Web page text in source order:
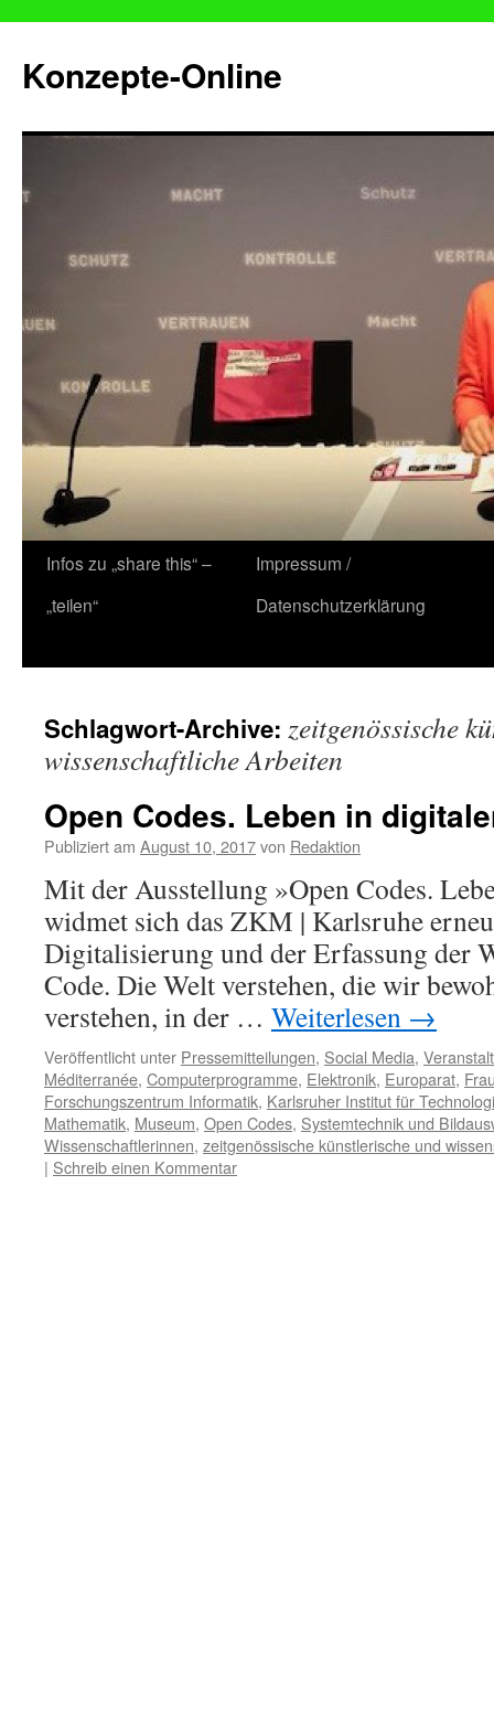
Konzepte-Online
Zum
Inhalt
Infos zu „share this“ –
„teilen“
Impressum /
Datenschutzerklärung
Schlagwort-Archive: zeitgenössische
wissenschaftliche Arbeiten
Open Codes. Leben in
Publiziert am August 10, 2017von Redaktion
Mit der Ausstellung »Open Codes.
widmet sich das ZKM | Karlsruhe
Digitalisierung und der Erfassung der
Code. Die Welt verstehen, die wir
verstehen, in der … Weiterlesen →
Veröffentlicht unter Pressemitteilungen, Social Media,
Méditerranée, Computerprogramme, Elektronik, Europarat,
Forschungszentrum Informatik, Karlsruher Institut für
Mathematik, Museum, Open Codes, Systemtechnik und
Wissenschaftlerinnen, zeitgenössische künstlerische und
| Schreib einen Kommentar